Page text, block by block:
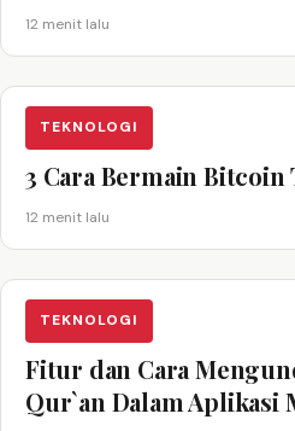
12 menit lalu
TEKNOLOGI
3 Cara Bermain Bitcoin
12 menit lalu
TEKNOLOGI
Fitur dan Cara
Qur`an Dalam Aplikasi